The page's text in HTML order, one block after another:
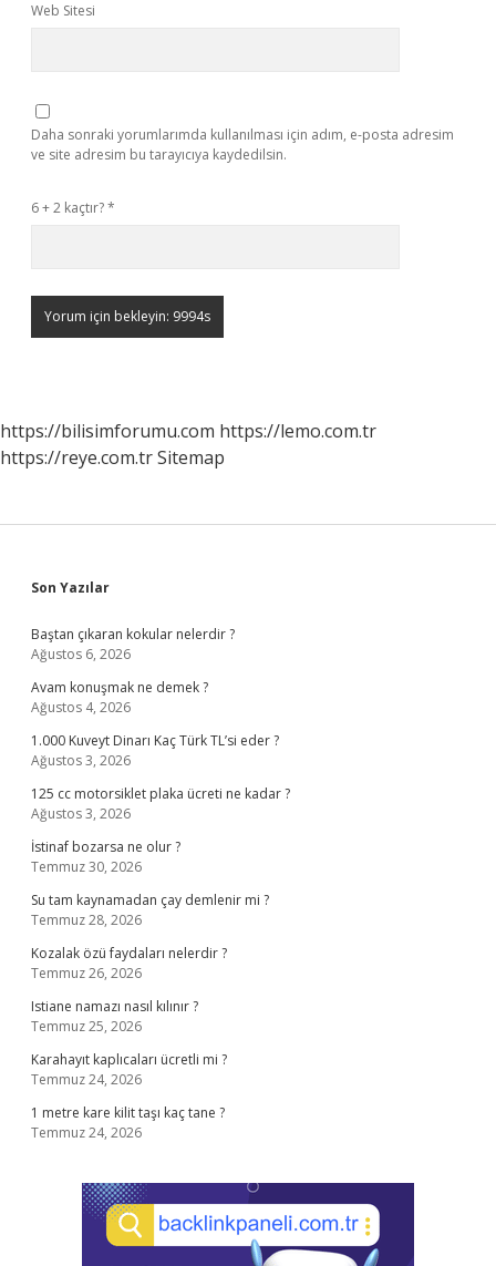
Web Sitesi
Daha sonraki yorumlarımda kullanılması için adım, e-posta adresim
ve site adresim bu tarayıcıya kaydedilsin.
6 + 2 kaçtır?*
https://bilisimforumu.com https://lemo.com.tr
https://reye.com.trSitemap
Sidebar
Son Yazılar
Baştan çıkaran kokular nelerdir ?
Ağustos 6, 2026
Avam konuşmak ne demek ?
Ağustos 4, 2026
1.000 Kuveyt Dinarı Kaç Türk TL’si eder ?
Ağustos 3, 2026
125 cc motorsiklet plaka ücreti ne kadar ?
Ağustos 3, 2026
İstinaf bozarsa ne olur ?
Temmuz 30, 2026
Su tam kaynamadan çay demlenir mi ?
Temmuz 28, 2026
Kozalak özü faydaları nelerdir ?
Temmuz 26, 2026
Istiane namazı nasıl kılınır ?
Temmuz 25, 2026
Karahayıt kaplıcaları ücretli mi ?
Temmuz 24, 2026
1 metre kare kilit taşı kaç tane ?
Temmuz 24, 2026